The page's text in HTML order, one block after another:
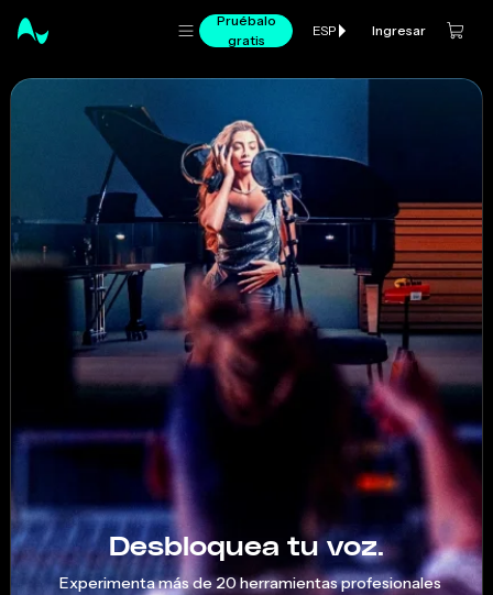
Pruébalo
gratis
ESP Ingresar
AutoTune
Desbloquea tu voz.
Experimenta más de 20 herramientas profesionales